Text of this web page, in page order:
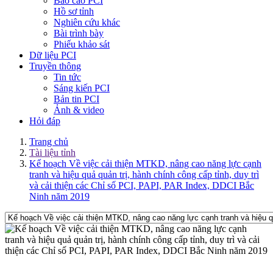
Hồ sơ tỉnh
Nghiên cứu khác
Bài trình bày
Phiếu khảo sát
Dữ liệu PCI
Truyền thông
Tin tức
Sáng kiến PCI
Bản tin PCI
Ảnh & video
Hỏi đáp
Trang chủ
Tài liệu tỉnh
Kế hoạch Về việc cải thiện MTKD, nâng cao năng lực cạnh
tranh và hiệu quả quản trị, hành chính công cấp tỉnh, duy trì
và cải thiện các Chỉ số PCI, PAPI, PAR Index, DDCI Bắc
Ninh năm 2019